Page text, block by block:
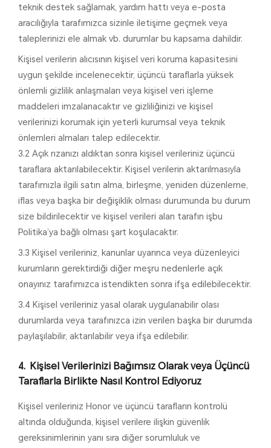
teknik destek sağlamak, yardım hattı veya e-posta
aracılığıyla tarafımızca sizinle iletişime geçmek veya
taleplerinizi ele almak vb. durumlar bu kapsama dahildir.
Kişisel verilerin alıcısının kişisel veri koruma kapasitesini
uygun şekilde incelenecektir, üçüncü taraflarla yüksek
önlemli gizlilik anlaşmaları veya kişisel veri işleme
maddeleri imzalanacaktır ve gizliliğinizi ve kişisel
verilerinizi korumak için yeterli kurumsal veya teknik
önlemleri almaları talep edilecektir.
3.2 Açık rızanızı aldıktan sonra kişisel verileriniz üçüncü
taraflara aktarılabilecektir. Kişisel verilerin aktarılmasıyla
tarafımızla ilgili satın alma, birleşme, yeniden düzenleme,
iflas veya başka bir değişiklik olması durumunda bu durum
size bildirilecektir ve kişisel verileri alan tarafın işbu
Politika’ya bağlı olması şart koşulacaktır.
3.3 Kişisel verileriniz, kanunlar uyarınca veya düzenleyici
kurumların gerektirdiği diğer meşru nedenlerle açık
onayınız tarafımızca istendikten sonra ifşa edilebilecektir.
3.4 Kişisel verileriniz yasal olarak uygulanabilir olası
durumlarda veya tarafınızca izin verilen başka bir durumda
paylaşılabilir, aktarılabilir veya ifşa edilebilir.
Kişisel Verilerinizi Bağımsız Olarak veya Üçüncü
Taraflarla Birlikte Nasıl Kontrol Ediyoruz
Kişisel verileriniz Honor ve üçüncü tarafların kontrolü
altında olduğunda, kişisel verilere ilişkin güvenlik
gereksinimlerinin yanı sıra diğer sorumluluk ve